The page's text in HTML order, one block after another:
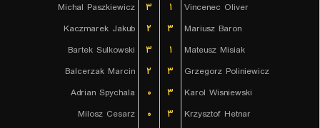
Michal Paszkiewicz
۳ ۱
Vincenec Oliver
Kaczmarek Jakub
۲ ۳
Mariusz Baron
Bartek Sulkowski
۳ ۱
Mateusz Misiak
Balcerzak Marcin
۲ ۳
Grzegorz Poliniewicz
Adrian Spychala
۰ ۳
Karol Wisniewski
Milosz Cesarz
۰ ۳
Krzysztof Hetnar